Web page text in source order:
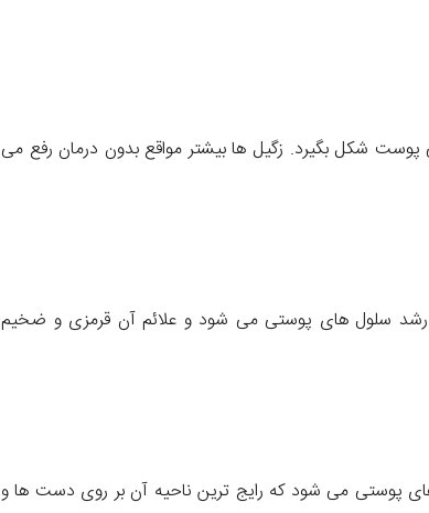
شکل بگیرد. زگیل ها بیشتر مواقع بدون درمان رفع می
رشد سلول های پوستی می شود و علائم آن قرمزی و ضخیم
پوستی می شود که رایج ترین ناحیه آن بر روی دست ها و